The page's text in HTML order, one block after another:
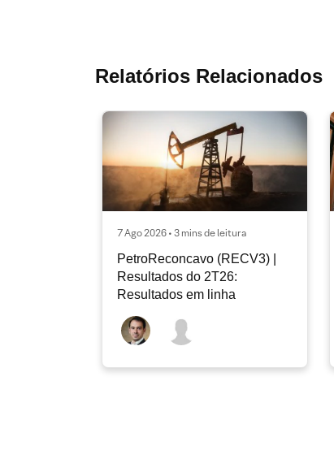
Relatórios Relacionados
7 Ago 2026 • 3 mins de leitura
PetroReconcavo (RECV3) |
Resultados do 2T26:
Resultados em linha